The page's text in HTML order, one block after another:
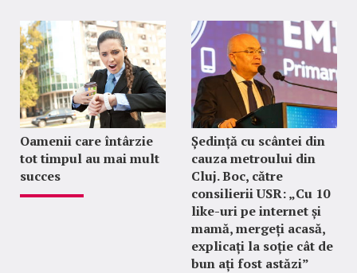
Oamenii care întârzie
tot timpul au mai mult
succes
Ședință cu scântei din
cauza metroului din
Cluj. Boc, către
consilierii USR: „Cu 10
like-uri pe internet și
mamă, mergeți acasă,
explicați la soție cât de
bun ați fost astăzi”